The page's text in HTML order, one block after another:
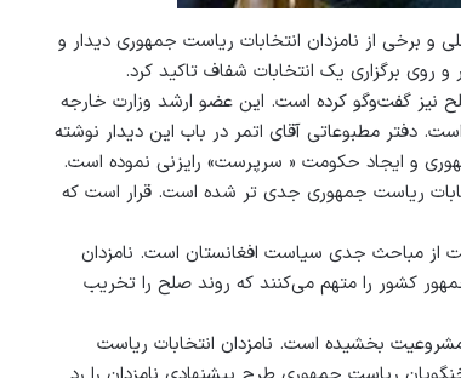
و برخی از نامزدان انتخابات ریاست جمهوری دیدار و
روی برگزاری یک انتخابات شفاف تاکید کرد.
نیز گفت‌وگو کرده است. این عضو ارشد وزارت خارجه
دفتر مطبوعاتی آقای اتمر در باب این دیدار نوشته
و ایجاد حکومت « سرپرست» رایزنی نموده است.
ریاست جمهوری جدی تر شده است. قرار است که
از مباحث جدی سیاست افغانستان است. نامزدان
کشور را متهم می‌کنند که روند صلح را تخریب
مشروعیت بخشیده است. نامزدان انتخابات ریاست